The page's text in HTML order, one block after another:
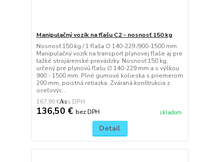
Manipulačný vozík na fľašu C2 - nosnosť 150 kg
Nosnosť 150 kg / 1 fľaša ∅ 140-229 /900-1500 mm
Manipulačný vozík na transport plynovej fľaše aj pre
tažké strojárenské prevádzky. Nosnosť 150 kg,
určený pre plynovú fľašu ∅ 140-229 mm a s výškou
900 - 1500 mm. Plné gumové kolieska s priemerom
200 mm, poistná retiazka. Zváraná konštrukcia z
oceľovýc...
167,90 €/ks
136,50 € bez DPH skladom
Detail